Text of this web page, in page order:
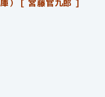
） [ 宮藤官九郎 ]